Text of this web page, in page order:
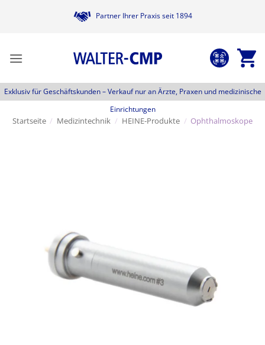
Partner Ihrer Praxis seit 1894
Exklusiv für Geschäftskunden –Verkauf nur an Ärzte, Praxen und medizinische
Einrichtungen
Startseite / Medizintechnik / HEINE-Produkte / Ophthalmoskope